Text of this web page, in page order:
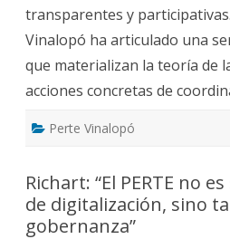
transparentes y
Vinalopó ha articulado una
que materializan la teoría de
acciones concretas de
Perte Vinalopó
Richart: “El PERTE no
de digitalización, sino
gobernanza”